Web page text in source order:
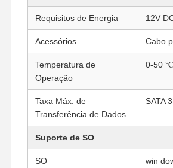
PC de Montagem em Rack 1U
Mini PC POE
Celeron Mini PC
Core Mini PC
Mini PC para Escritório
Requisitos de Energia 12V
Acessórios Cabo
Temperatura de
Operação
0-50 ℃
Taxa Máx. de
Transferência de Dados
SATA
Suporte de SO
SO win